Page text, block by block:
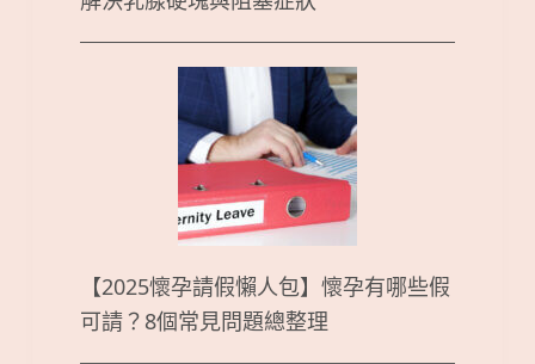
【2025懷孕請假懶人包】懷孕有哪些假
可請？8個常見問題總整理